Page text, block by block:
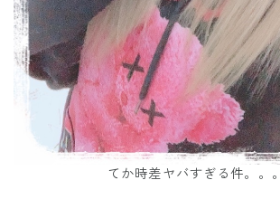
てか時差ヤバすぎる件。。